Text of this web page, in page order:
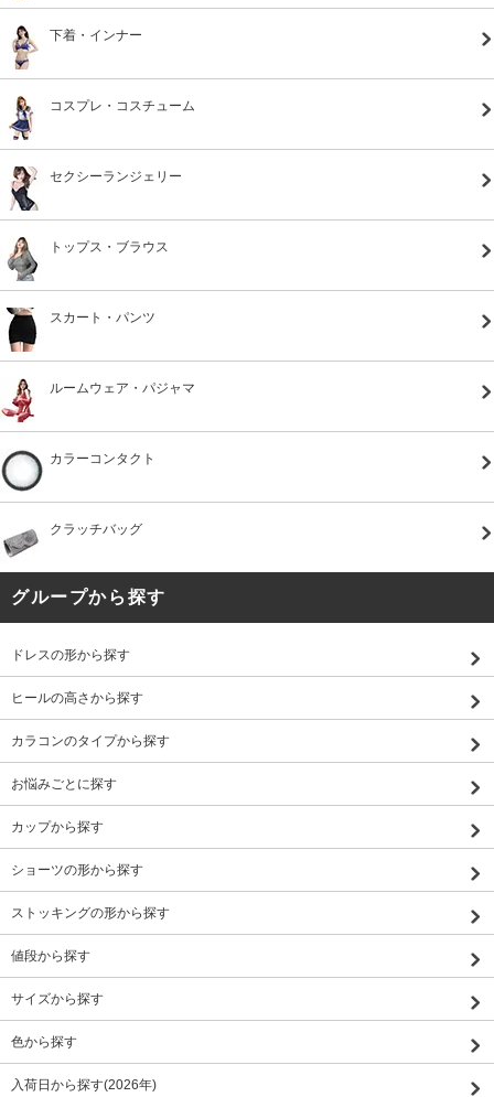
下着・インナー
コスプレ・コスチューム
セクシーランジェリー
トップス・ブラウス
スカート・パンツ
ルームウェア・パジャマ
カラーコンタクト
クラッチバッグ
グループから探す
ドレスの形から探す
ヒールの高さから探す
カラコンのタイプから探す
お悩みごとに探す
カップから探す
ショーツの形から探す
ストッキングの形から探す
値段から探す
サイズから探す
色から探す
入荷日から探す(2026年)